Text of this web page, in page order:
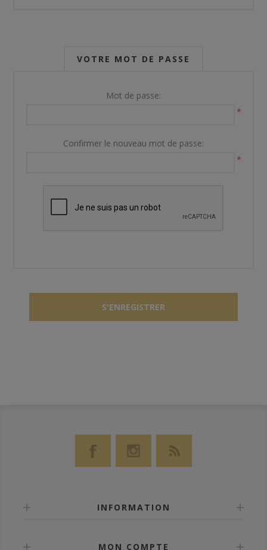
VOTRE MOT DE PASSE
Mot de passe:
*
Confirmer le nouveau mot de passe:
*
INFORMATION
MON COMPTE